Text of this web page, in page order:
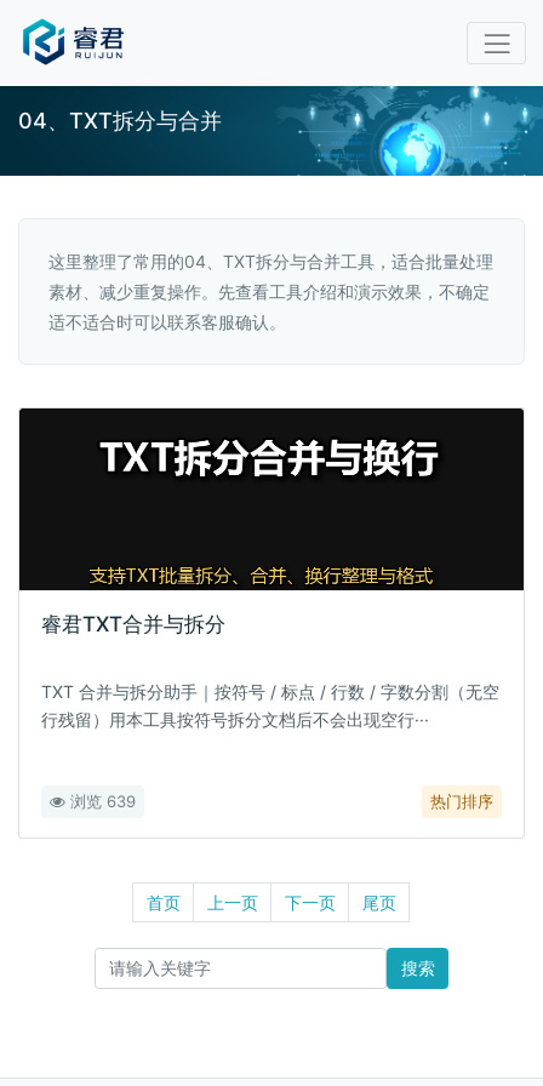
04、TXT拆分与合并
这里整理了常用的04、TXT拆分与合并工具，适合批量处理
素材、减少重复操作。先查看工具介绍和演示效果，不确定
适不适合时可以联系客服确认。
睿君TXT合并与拆分
TXT 合并与拆分助手｜按符号 / 标点 / 行数 / 字数分割（无空
行残留）用本工具按符号拆分文档后不会出现空行···
浏览 639 热门排序
首页 上一页 下一页 尾页
搜索